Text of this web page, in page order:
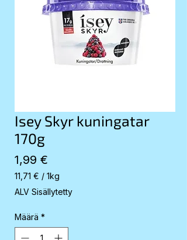
Isey Skyr kuningatar
170g
1,99 €
11,71 € / 1kg
11,71 €
per
Kilogram
ALV Sisällytetty
Määrä *